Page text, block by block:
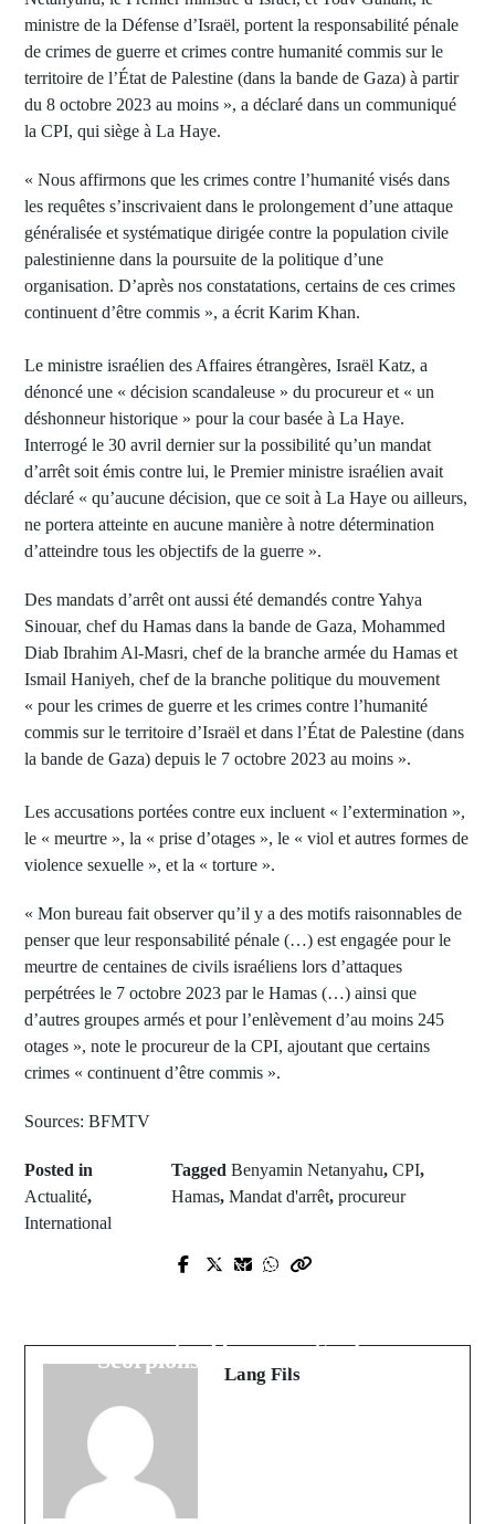
ministre de la Défense d’Israël, portent la responsabilité pénale
de crimes de guerre et crimes contre humanité commis sur le
territoire de l’État de Palestine (dans la bande de Gaza) à partir
du 8 octobre 2023 au moins », a déclaré dans un communiqué
la CPI, qui siège à La Haye.
« Nous affirmons que les crimes contre l’humanité visés dans
les requêtes s’inscrivaient dans le prolongement d’une attaque
généralisée et systématique dirigée contre la population civile
palestinienne dans la poursuite de la politique d’une
organisation. D’après nos constatations, certains de ces crimes
continuent d’être commis », a écrit Karim Khan.
Le ministre israélien des Affaires étrangères, Israël Katz, a
dénoncé une « décision scandaleuse » du procureur et « un
déshonneur historique » pour la cour basée à La Haye.
Interrogé le 30 avril dernier sur la possibilité qu’un mandat
d’arrêt soit émis contre lui, le Premier ministre israélien avait
déclaré « qu’aucune décision, que ce soit à La Haye ou ailleurs,
ne portera atteinte en aucune manière à notre détermination
d’atteindre tous les objectifs de la guerre ».
Des mandats d’arrêt ont aussi été demandés contre Yahya
Sinouar, chef du Hamas dans la bande de Gaza, Mohammed
Diab Ibrahim Al-Masri, chef de la branche armée du Hamas et
Ismail Haniyeh, chef de la branche politique du mouvement
« pour les crimes de guerre et les crimes contre l’humanité
commis sur le territoire d’Israël et dans l’État de Palestine (dans
la bande de Gaza) depuis le 7 octobre 2023 au moins ».
Les accusations portées contre eux incluent « l’extermination »,
le « meurtre », la « prise d’otages », le « viol et autres formes de
violence sexuelle », et la « torture ».
« Mon bureau fait observer qu’il y a des motifs raisonnables de
penser que leur responsabilité pénale (…) est engagée pour le
meurtre de centaines de civils israéliens lors d’attaques
perpétrées le 7 octobre 2023 par le Hamas (…) ainsi que
d’autres groupes armés et pour l’enlèvement d’au moins 245
otages », note le procureur de la CPI, ajoutant que certains
crimes « continuent d’être commis ».
Sources: BFMTV
Posted in
Actualité,
International
TaggedBenyamin Netanyahu,CPI,
Hamas,Mandat d'arrêt,procureur
Prev Post
ministre Ousmane Sonko
Next Post
Scorpions de la Gambie (2-0)
Lang Fils